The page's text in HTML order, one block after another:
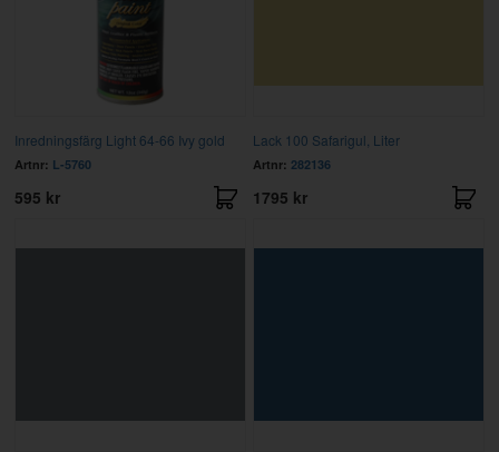
Inredningsfärg Light 64-66 Ivy gold
Artnr: L-5760
595 kr
Lack 100 Safarigul, Liter
Artnr: 282136
1795 kr